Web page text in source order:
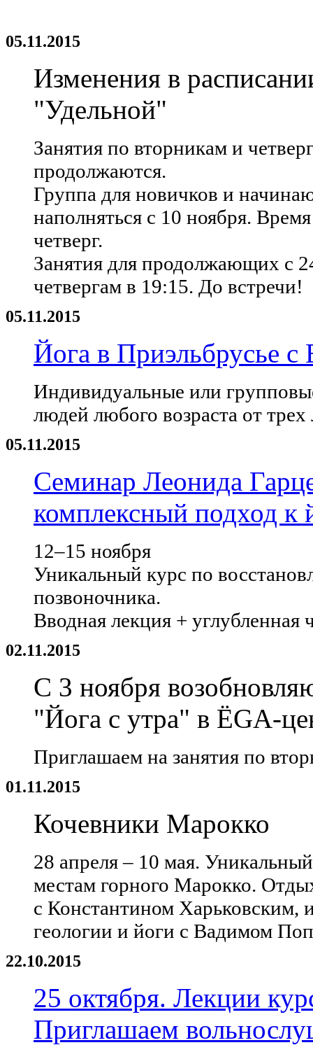
05.11.2015
Изменения в
"Удельной"
Занятия по вторникам и
продолжаются.
Группа для новичков и
наполняться с 10 ноября.
четверг.
Занятия для продолжающих с
четвергам в 19:15. До встречи!
05.11.2015
Йога в Приэльбрусье
Индивидуальные или
людей любого возраста от трех
05.11.2015
Семинар Леонида
комплексный подход к
12–15 ноября
Уникальный курс по
позвоночника.
Вводная лекция + углубленная
02.11.2015
C 3 ноября
"Йога с утра" в ЁGА-
Приглашаем на занятия по
01.11.2015
Кочевники Марокко
28 апреля – 10 мая.
местам горного Марокко.
с Константином Харьковским,
геологии и йоги с Вадимом
22.10.2015
25 октября. Лекции
Приглашаем